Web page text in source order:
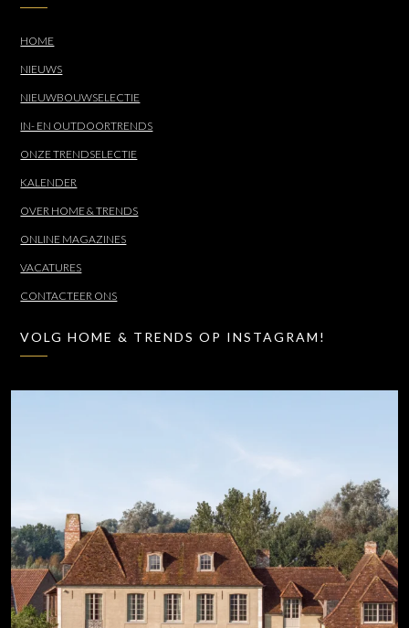
HOME
NIEUWS
NIEUWBOUWSELECTIE
IN- EN OUTDOORTRENDS
ONZE TRENDSELECTIE
KALENDER
OVER HOME & TRENDS
ONLINE MAGAZINES
VACATURES
CONTACTEER ONS
VOLG HOME & TRENDS OP INSTAGRAM!